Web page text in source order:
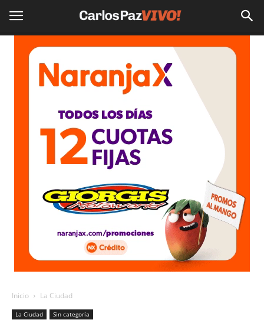
Inicio La Ciudad
La Ciudad Sin categoría